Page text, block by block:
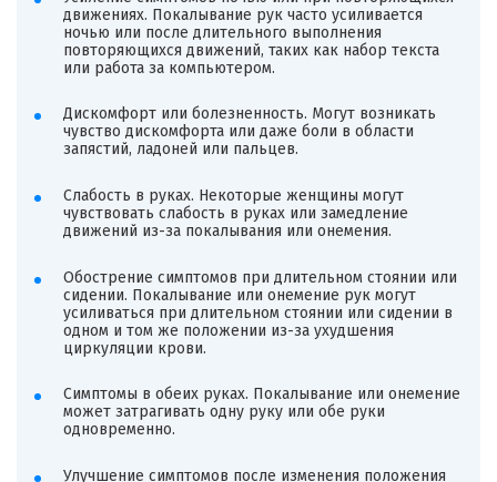
движениях. Покалывание рук часто усиливается
ночью или после длительного выполнения
повторяющихся движений, таких как набор текста
или работа за компьютером.
Дискомфорт или болезненность. Могут возникать
чувство дискомфорта или даже боли в области
запястий, ладоней или пальцев.
Слабость в руках. Некоторые женщины могут
чувствовать слабость в руках или замедление
движений из-за покалывания или онемения.
Обострение симптомов при длительном стоянии или
сидении. Покалывание или онемение рук могут
усиливаться при длительном стоянии или сидении в
одном и том же положении из-за ухудшения
циркуляции крови.
Симптомы в обеих руках. Покалывание или онемение
может затрагивать одну руку или обе руки
одновременно.
Улучшение симптомов после изменения положения